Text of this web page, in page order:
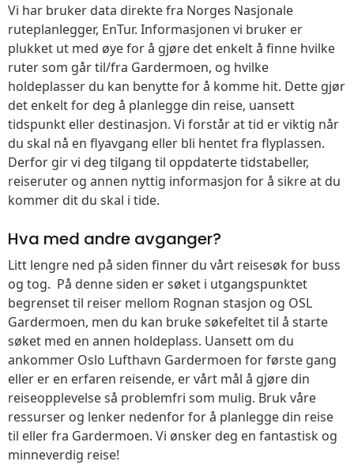
Vi har bruker data direkte fra Norges Nasjonale
ruteplanlegger, EnTur. Informasjonen vi bruker er
plukket ut med øye for å gjøre det enkelt å finne hvilke
ruter som går til/fra Gardermoen, og hvilke
holdeplasser du kan benytte for å komme hit. Dette gjør
det enkelt for deg å planlegge din reise, uansett
tidspunkt eller destinasjon. Vi forstår at tid er viktig når
du skal nå en flyavgang eller bli hentet fra flyplassen.
Derfor gir vi deg tilgang til oppdaterte tidstabeller,
reiseruter og annen nyttig informasjon for å sikre at du
kommer dit du skal i tide.
Hva med andre avganger?
Litt lengre ned på siden finner du vårt reisesøk for buss
og tog. På denne siden er søket i utgangspunktet
begrenset til reiser mellom Rognan stasjon og OSL
Gardermoen, men du kan bruke søkefeltet til å starte
søket med en annen holdeplass. Uansett om du
ankommer Oslo Lufthavn Gardermoen for første gang
eller er en erfaren reisende, er vårt mål å gjøre din
reiseopplevelse så problemfri som mulig. Bruk våre
ressurser og lenker nedenfor for å planlegge din reise
til eller fra Gardermoen. Vi ønsker deg en fantastisk og
minneverdig reise!